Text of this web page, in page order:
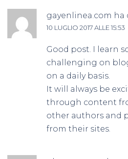
gayenlinea.com ha
10 LUGLIO 2017 ALLE 15:53
Good post. I learn
challenging on
on a daily basis.
It will always be
through content
other authors and
from their sites.